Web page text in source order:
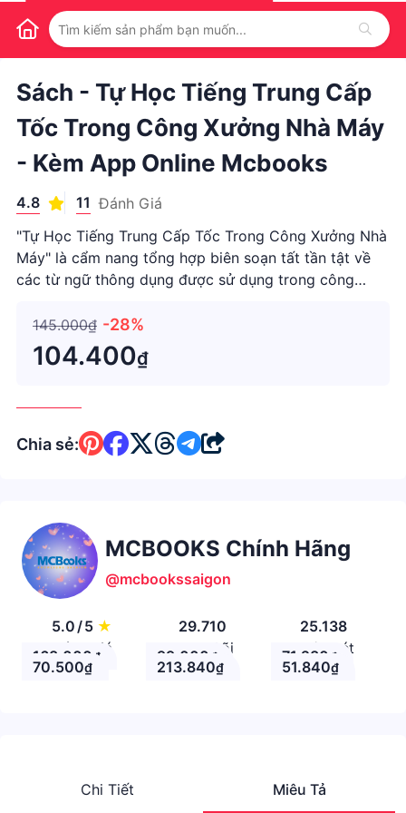
1
Sách - Tự Học Tiếng Trung Cấp
Tốc Trong Công Xưởng Nhà Máy
- Kèm App Online Mcbooks
4.8 11 Đánh Giá
"Tự Học Tiếng Trung Cấp Tốc Trong Công Xưởng Nhà
Máy" là cẩm nang tổng hợp biên soạn tất tần tật về
các từ ngữ thông dụng được sử dụng trong công
trường làm việc chỉ sau 2 tháng. Cuốn "Tự Học Tiếng
Trung Cấp Tốc Tr
145.000₫ -28%
104.400₫
Chia sẻ:
MCBOOKS Chính Hãng
@mcbookssaigon
5.0/5 ★
Đánh giá
29.710
Theo Dõi
25.138
Nhận xét
168.000 ₫ 99.000 ₫ 71.280 ₫
70.500₫ 213.840₫ 51.840₫
Chi Tiết Miêu Tả